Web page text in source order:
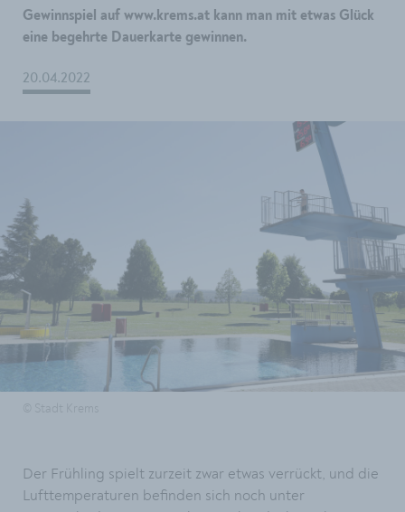
Gewinnspiel auf www.krems.at kann man mit etwas Glück
eine begehrte Dauerkarte gewinnen.
20.04.2022
Der Frühling spielt zurzeit zwar etwas verrückt, und die
Lufttemperaturen befinden sich noch unter